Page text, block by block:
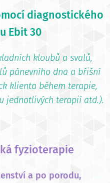
diagnostického
Ebit 30
kloubů a svalů,
pánevního dna a břišní
klienta během terapie,
jednotlivých terapií atd.).
fyzioterapie
a po porodu,